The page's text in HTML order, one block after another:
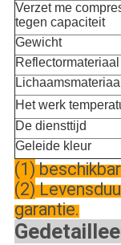
Verzet me
tegen capaciteit
Gewicht
Reflectormateriaal
Lichaamsmateriaal
Het werk
De diensttijd
Geleide kleur
(1)
(2)
garantie.